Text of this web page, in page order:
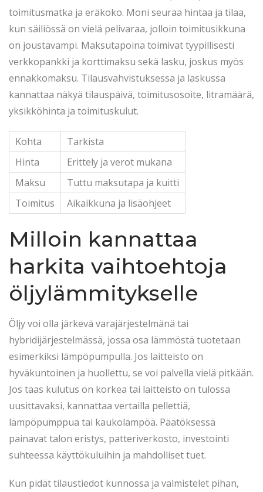
toimitusmatka ja eräkoko. Moni seuraa hintaa ja tilaa,
kun säiliössä on vielä pelivaraa, jolloin toimitusikkuna
on joustavampi. Maksutapoina toimivat tyypillisesti
verkkopankki ja korttimaksu sekä lasku, joskus myös
ennakkomaksu. Tilausvahvistuksessa ja laskussa
kannattaa näkyä tilauspäivä, toimitusosoite, litramäärä,
yksikköhinta ja toimituskulut.
Kohta
Tarkista
Hinta
Erittely ja verot mukana
Maksu
Tuttu maksutapa ja kuitti
Toimitus
Aikaikkuna ja lisäohjeet
Milloin kannattaa
harkita vaihtoehtoja
öljylämmitykselle
Öljy voi olla järkevä varajärjestelmänä tai
hybridijärjestelmässä, jossa osa lämmöstä tuotetaan
esimerkiksi lämpöpumpulla. Jos laitteisto on
hyväkuntoinen ja huollettu, se voi palvella vielä pitkään.
Jos taas kulutus on korkea tai laitteisto on tulossa
uusittavaksi, kannattaa vertailla pellettiä,
lämpöpumppua tai kaukolämpöä. Päätöksessä
painavat talon eristys, patteriverkosto, investointi
suhteessa käyttökuluihin ja mahdolliset tuet.
Kun pidät tilaustiedot kunnossa ja valmistelet pihan,